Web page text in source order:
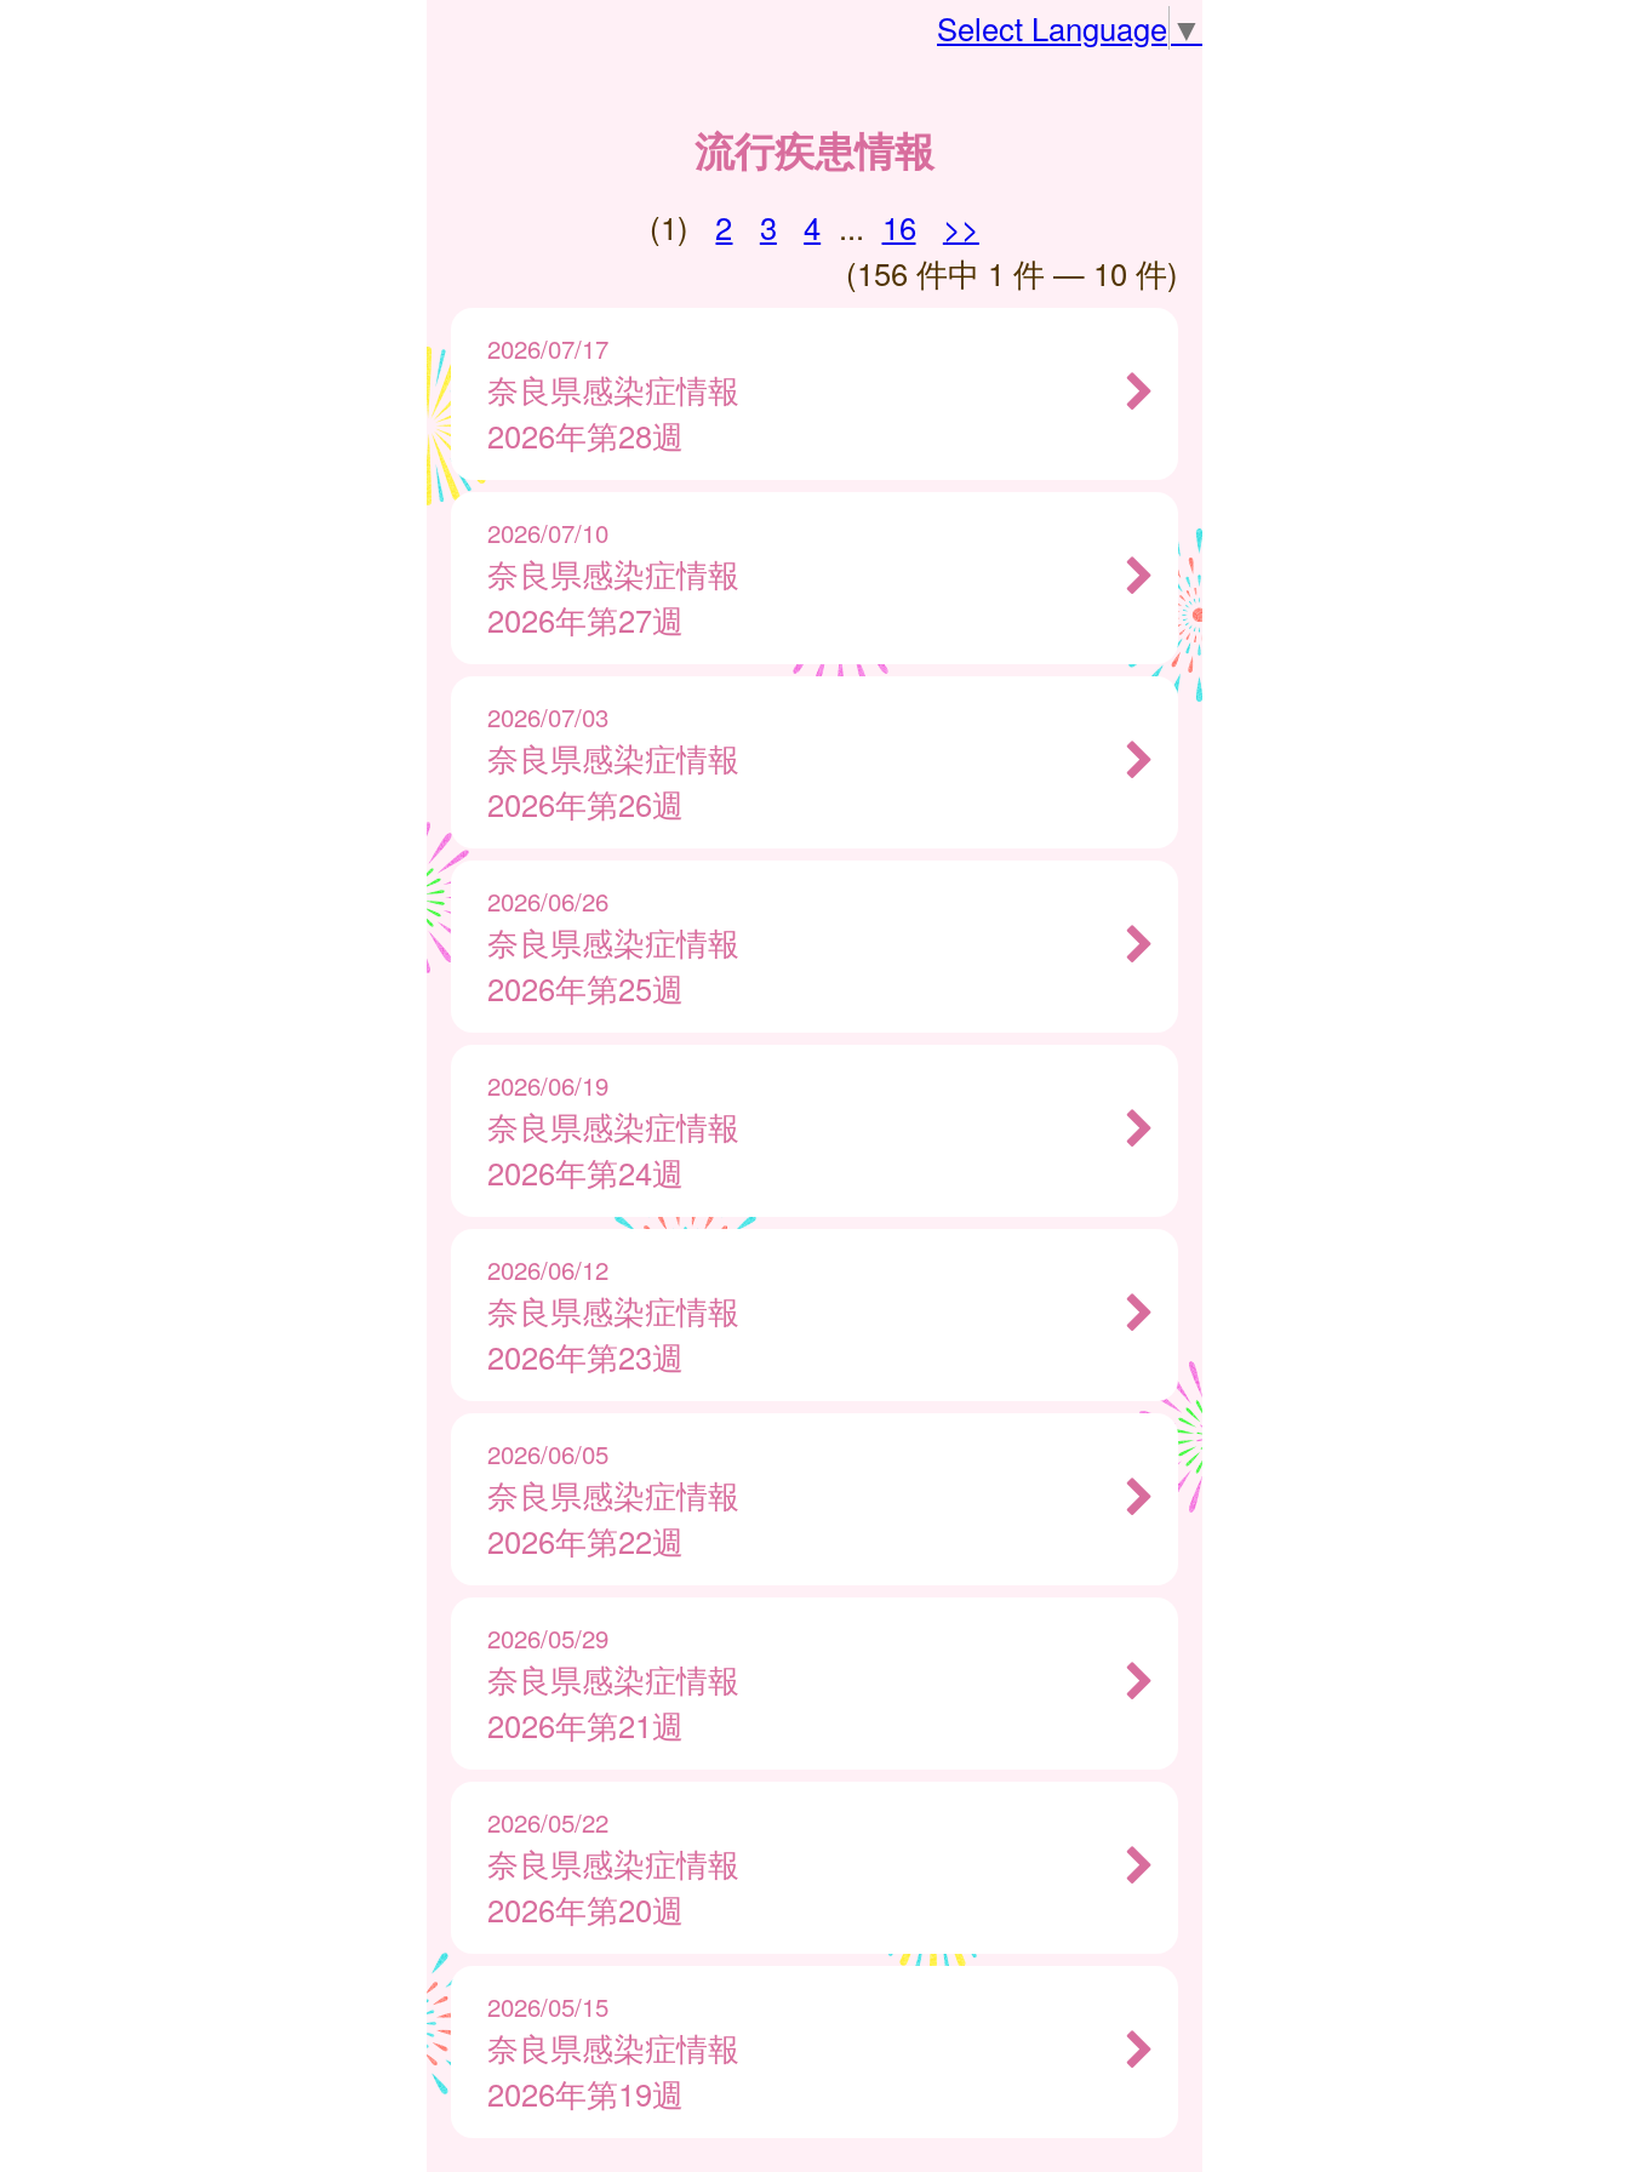
Select Language ▼
流行疾患情報
(1) 2 3 4 ... 16
>>
(156 件中 1 件 — 10 件)
2026/07/17
奈良県感染症情報
2026年第28週
2026/07/10
奈良県感染症情報
2026年第27週
2026/07/03
奈良県感染症情報
2026年第26週
2026/06/26
奈良県感染症情報
2026年第25週
2026/06/19
奈良県感染症情報
2026年第24週
2026/06/12
奈良県感染症情報
2026年第23週
2026/06/05
奈良県感染症情報
2026年第22週
2026/05/29
奈良県感染症情報
2026年第21週
2026/05/22
奈良県感染症情報
2026年第20週
2026/05/15
奈良県感染症情報
2026年第19週